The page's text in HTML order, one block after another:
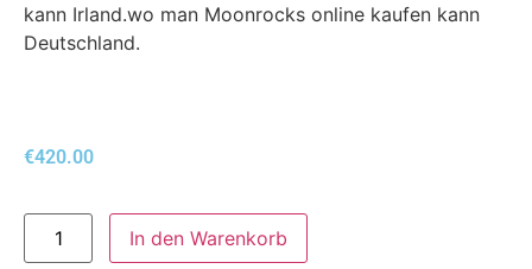
kann Irland.wo man Moonrocks online kaufen kann
Deutschland.
€420.00
In den Warenkorb